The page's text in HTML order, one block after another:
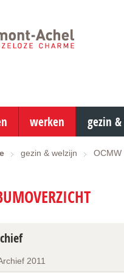
werken gezin
gezin & welzijn OCMW
2011